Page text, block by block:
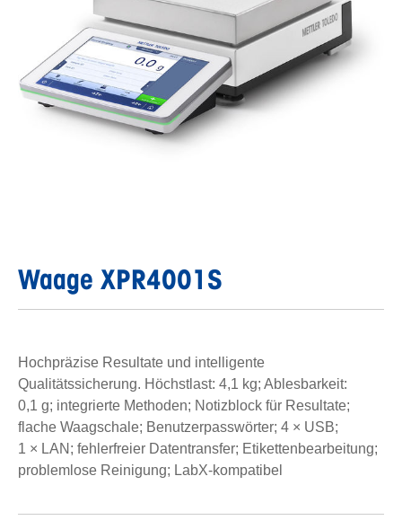
Waage XPR4001S
Hochpräzise Resultate und intelligente
Qualitätssicherung. Höchstlast: 4,1 kg; Ablesbarkeit:
0,1 g; integrierte Methoden; Notizblock für Resultate;
flache Waagschale; Benutzerpasswörter; 4 × USB;
1 × LAN; fehlerfreier Datentransfer; Etikettenbearbeitung;
problemlose Reinigung; LabX-kompatibel